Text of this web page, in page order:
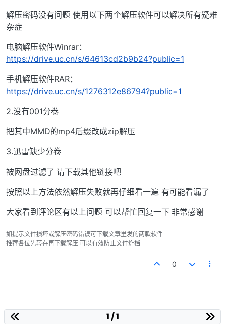
解压密码没有问题 使用以下两个解压软件可以解决所有疑难
杂症
电脑解压软件Winrar：
https://drive.uc.cn/s/64613cd2b9b24?public=1
手机解压软件RAR：
https://drive.uc.cn/s/1276312e86794?public=1
2.没有001分卷
把其中MMD的mp4后缀改成zip解压
3.迅雷缺少分卷
被网盘过滤了 请下载其他链接吧
按照以上方法依然解压失败就再仔细看一遍 有可能看漏了
大家看到评论区有以上问题 可以帮忙回复一下 非常感谢
如提示文件损坏或解压密码错误可下载文章里发的两款软件
推荐各位先转存再下载解压 可以有效防止文件炸档
0
1 / 1